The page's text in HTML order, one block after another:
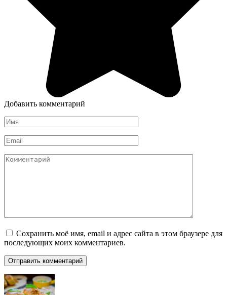
Добавить комментарий
Имя
*
Email
*
Комментарий
Сохранить моё имя, email и адрес сайта в этом браузере для
последующих моих комментариев.